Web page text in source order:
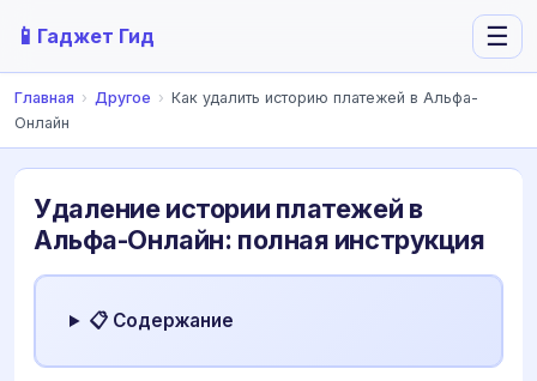
📱 Гаджет Гид ☰
Главная › Другое › Как удалить историю платежей в Альфа-
Онлайн
Удаление истории платежей в
Альфа-Онлайн: полная инструкция
📋 Содержание